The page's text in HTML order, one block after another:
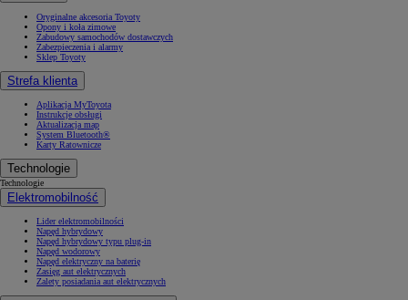
Oryginalne akcesoria Toyoty
Opony i koła zimowe
Zabudowy samochodów dostawczych
Zabezpieczenia i alarmy
Sklep Toyoty
Strefa klienta
Aplikacja MyToyota
Instrukcje obsługi
Aktualizacja map
System Bluetooth®
Karty Ratownicze
Technologie
Technologie
Elektromobilność
Lider elektromobilności
Napęd hybrydowy
Napęd hybrydowy typu plug-in
Napęd wodorowy
Napęd elektryczny na baterię
Zasięg aut elektrycznych
Zalety posiadania aut elektrycznych